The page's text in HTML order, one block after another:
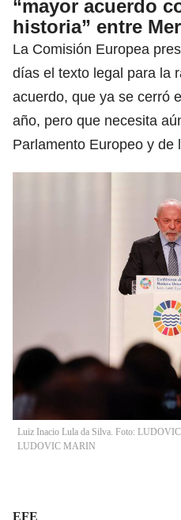
“mayor acuerdo
historia” entre
La Comisión Europea
días el texto legal para la
acuerdo, que ya se cerró
año, pero que necesita
Parlamento Europeo y de
Luiz Inacio Lula da Silva. Foto:
LUDOVIC MARIN
EFE